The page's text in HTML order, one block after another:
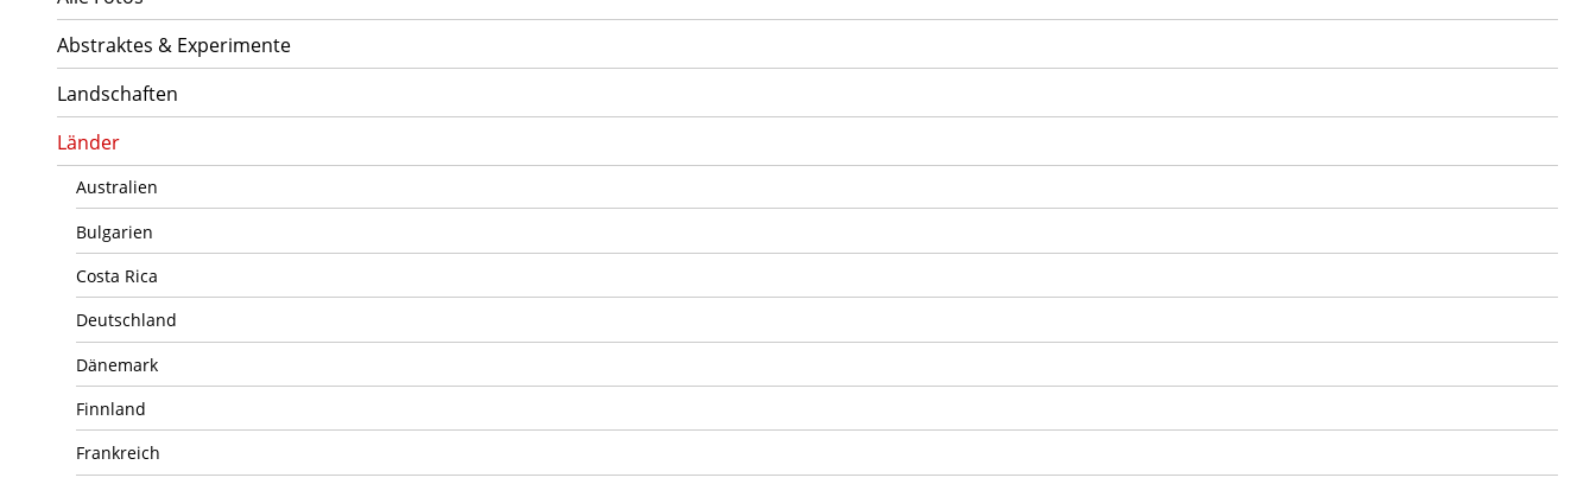
Abstraktes & Experimente
Landschaften
Länder
Australien
Bulgarien
Costa Rica
Deutschland
Dänemark
Finnland
Frankreich